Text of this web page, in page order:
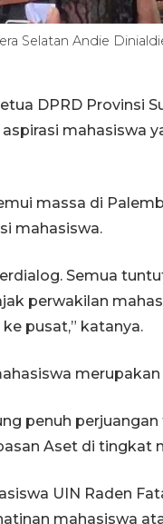
Selatan Andie
DPRD Provinsi
mahasiswa
massa di
mahasiswa.
Semua
perwakilan
pusat,” katanya.
penuh
Aset di tingkat
UIN Raden
mahasiswa